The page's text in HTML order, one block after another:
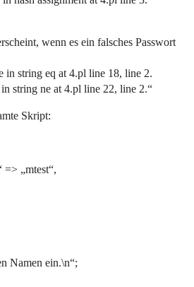
wenn es ein falsches Passwort
in string eq at 4.pl line 18, line 2.
string ne at 4.pl line 22, line 2.“
Skript:
=> „mtest“,
Namen ein.\n“;